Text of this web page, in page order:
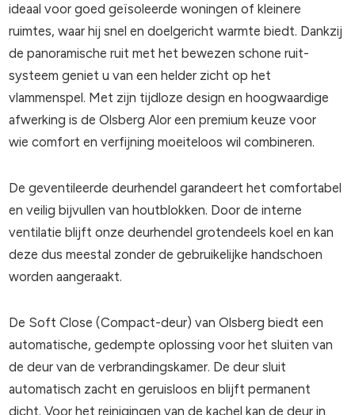
ideaal voor goed geïsoleerde woningen of kleinere
ruimtes, waar hij snel en doelgericht warmte biedt. Dankzij
de panoramische ruit met het bewezen schone ruit-
systeem geniet u van een helder zicht op het
vlammenspel. Met zijn tijdloze design en hoogwaardige
afwerking is de Olsberg Alor een premium keuze voor
wie comfort en verfijning moeiteloos wil combineren.
De geventileerde deurhendel garandeert het comfortabel
en veilig bijvullen van houtblokken. Door de interne
ventilatie blijft onze deurhendel grotendeels koel en kan
deze dus meestal zonder de gebruikelijke handschoen
worden aangeraakt.
De Soft Close (Compact-deur) van Olsberg biedt een
automatische, gedempte oplossing voor het sluiten van
de deur van de verbrandingskamer. De deur sluit
automatisch zacht en geruisloos en blijft permanent
dicht. Voor het reinigingen van de kachel kan de deur in